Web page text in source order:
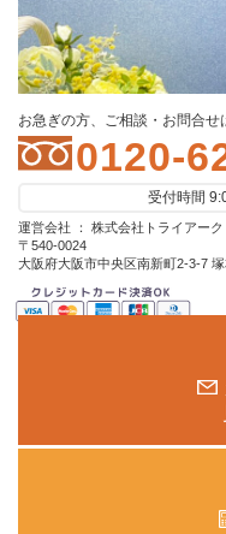
お急ぎの方、ご相談・お問合
運営会社 ： 株式会社トライアーク
〒540-0024
大阪府大阪市中央区南新町2-3-7
0120-
受付時間